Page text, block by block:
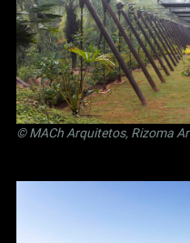
© MACh Arquitetos, Rizoma